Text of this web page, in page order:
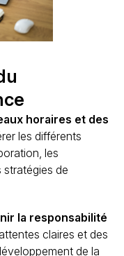
horaires et des
les différents
les
de
la responsabilité
claires et des
de la